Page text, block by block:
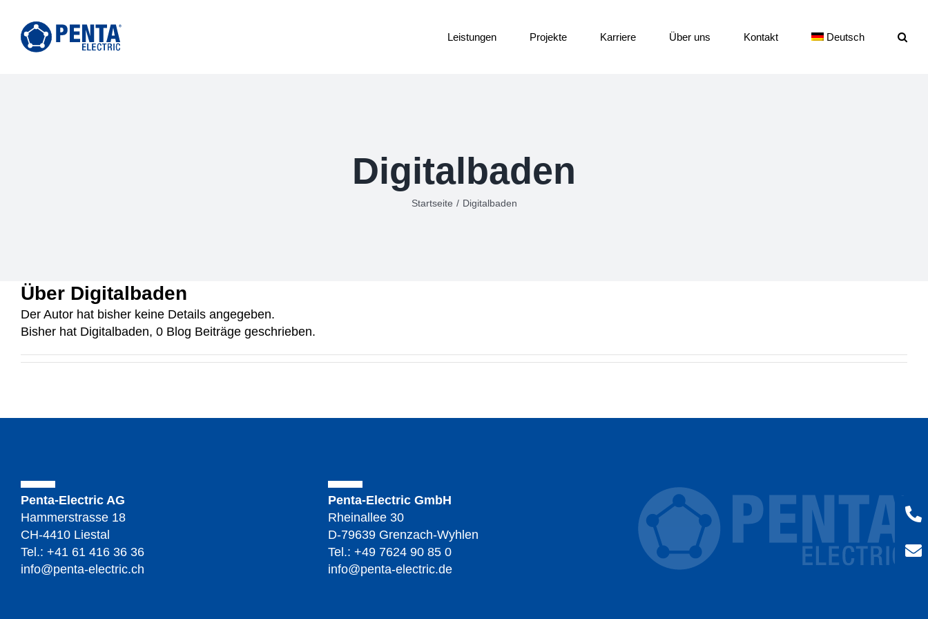
Inhalt
springen
Leistungen Projekte Karriere Über uns Kontakt Deutsch
Digitalbaden
Startseite / Digitalbaden
Über Digitalbaden
Der Autor hat bisher keine Details angegeben.
Bisher hat Digitalbaden, 0 Blog Beiträge geschrieben.
Penta-Electric AG
Hammerstrasse 18
CH-4410 Liestal
Tel.: +41 61 416 36 36
info@penta-electric.ch
Penta-Electric GmbH
Rheinallee 30
D-79639 Grenzach-Wyhlen
Tel.: +49 7624 90 85 0
info@penta-electric.de